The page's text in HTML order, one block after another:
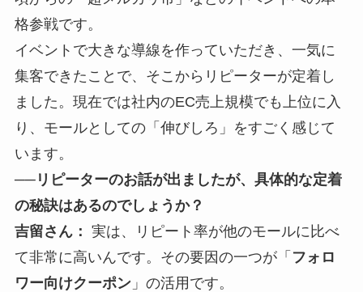
格参戦です。
イベントで大きな導線を作っていただき、一気に
集客できたことで、そこからリピーターが定着し
ました。現在では社内のEC売上規模でも上位に入
り、モールとしての「伸びしろ」をすごく感じて
います。
──リピーターのお話が出ましたが、具体的な定着
の秘訣はあるのでしょうか？
吉留さん： 実は、リピート率が他のモールに比べ
て非常に高いんです。その要因の一つが「 フォロ
ワー向けクーポン」の活用です。